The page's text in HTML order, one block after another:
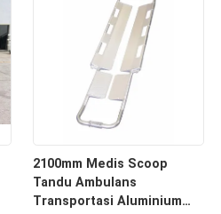
2100mm Medis Scoop
Tandu Ambulans
Transportasi Aluminium